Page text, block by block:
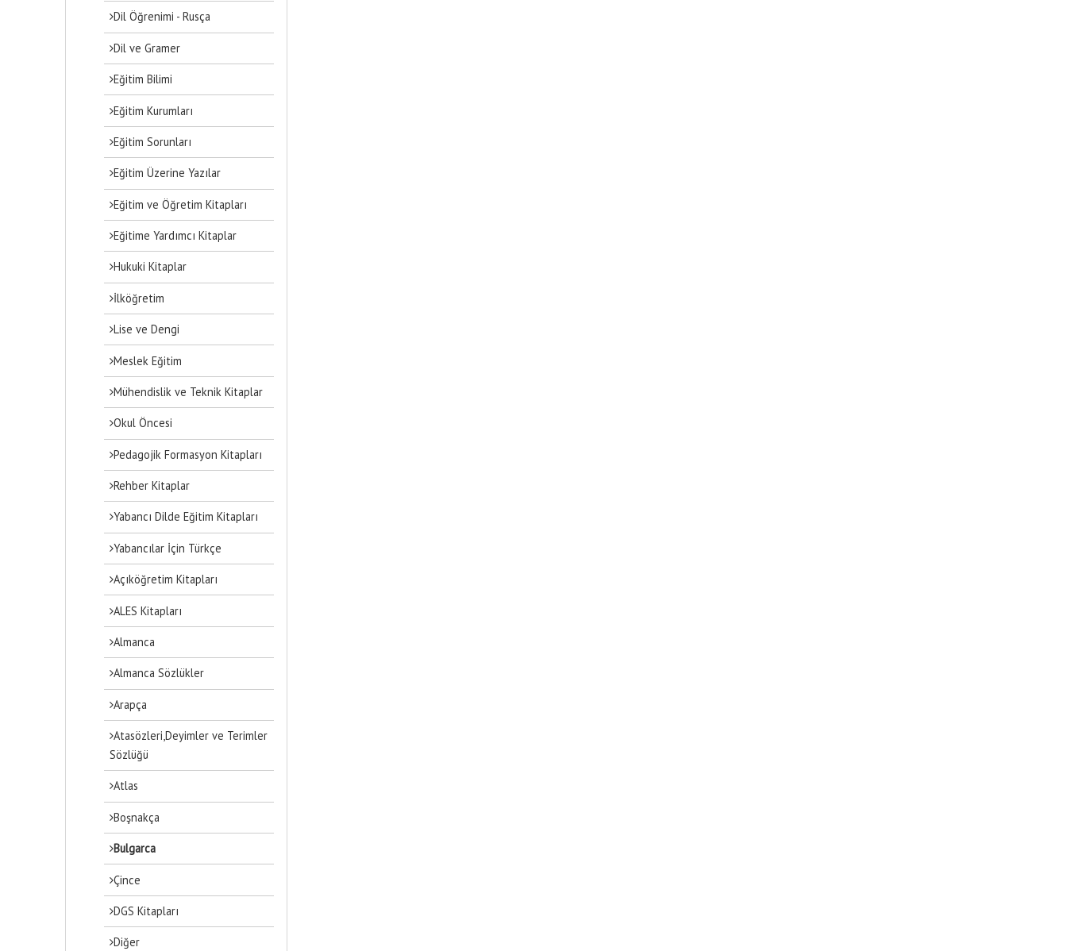
Dil Öğrenimi - Rusça
Dil ve Gramer
Eğitim Bilimi
Eğitim Kurumları
Eğitim Sorunları
Eğitim Üzerine Yazılar
Eğitim ve Öğretim Kitapları
Eğitime Yardımcı Kitaplar
Hukuki Kitaplar
İlköğretim
Lise ve Dengi
Meslek Eğitim
Mühendislik ve Teknik Kitaplar
Okul Öncesi
Pedagojik Formasyon Kitapları
Rehber Kitaplar
Yabancı Dilde Eğitim Kitapları
Yabancılar İçin Türkçe
Açıköğretim Kitapları
ALES Kitapları
Almanca
Almanca Sözlükler
Arapça
Atasözleri,Deyimler ve Terimler
Sözlüğü
Atlas
Boşnakça
Bulgarca
Çince
DGS Kitapları
Diğer